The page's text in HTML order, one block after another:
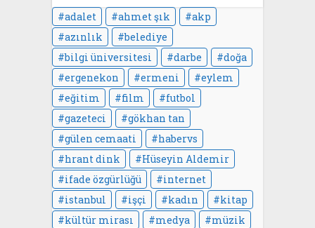
adalet ahmet şık
akp
azınlık
belediye
bilgi üniversitesi
darbe
doğa
ergenekon
ermeni
eylem
eğitim
film
futbol
gazeteci
gökhan tan
gülen cemaati
habervs
hrant dink
Hüseyin Aldemir
ifade özgürlüğü
internet
istanbul
işçi kadın
kitap
kültür mirası
medya
müzik